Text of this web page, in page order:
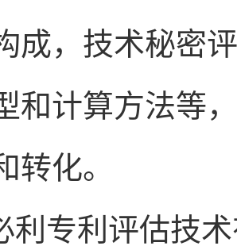
成，技术秘密
和计算方法等
转化。
利专利评估技